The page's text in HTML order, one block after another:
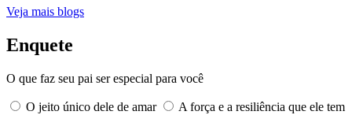
Veja mais blogs
Enquete
O que faz seu pai ser especial para você
O jeito único dele de amar
A força e a resiliência que ele tem